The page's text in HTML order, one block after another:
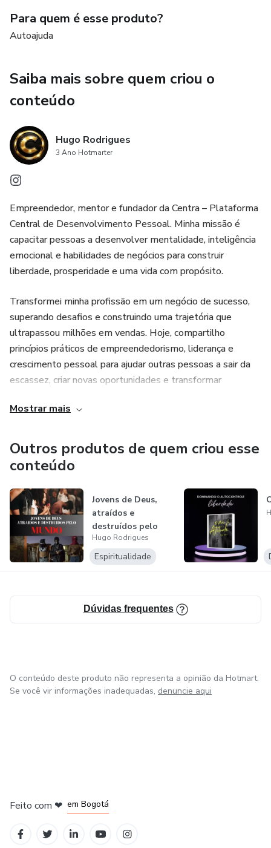
Como transformar desafios em oportunidades de
Passos práticos para desenvolver um plano de libertação
dos vícios.
Estratégias para manter o foco e celebrar cada vitória.
Se você está pronto para deixar para trás os velhos
padrões e abraçar uma vida de equilíbrio, propósito e
liberdade, este e-book é o seu companheiro ideal. Através
de histórias inspiradoras e conselhos práticos, você vai
aprender a substituir vícios destrutivos por hábitos
saudáveis e construtivos.
Não espere mais para iniciar sua jornada de transformação.
Emocional" e comece hoje mesmo a construir uma vida que
você ama e se orgulha.
Pronto para a transformação? Adquira seu e-book agora e
embarque nessa jornada de autodescoberta e libertação.
Para quem é esse produto?
Autoajuda
Saiba mais sobre quem criou o
conteúdo
Hugo Rodrigues
3 Ano Hotmarter
Empreendedor, mentor e fundador da Centra – Plataforma
Central de Desenvolvimento Pessoal. Minha missão é
capacitar pessoas a desenvolver mentalidade, inteligência
emocional e habilidades de negócios para construir
liberdade, prosperidade e uma vida com propósito.
Transformei minha profissão em um negócio de sucesso,
superando desafios e construindo uma trajetória que
ultrapassou milhões em vendas. Hoje, compartilho
princípios práticos de empreendedorismo, liderança e
crescimento pessoal para ajudar outras pessoas a sair da
escassez, criar novas oportunidades e transformar
disciplina e se consolida por meio da ação.
Mostrar mais
Outros produtos de quem criou esse
conteúdo
Jovens de Deus,
atraídos e
destruídos pelo
MUNDO
Hugo Rodrigues
Espiritualidade
Dúvidas frequentes
O conteúdo deste produto não representa a opinião da Hotmart.
Se você vir informações inadequadas, denuncie aqui
Feito com ❤ em Bogotá